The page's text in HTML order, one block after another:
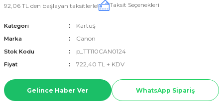
92,06 TL den başlayan taksitlerle! Taksit Seçenekleri
Kategori Kartuş
Marka Canon
Stok Kodu p_TT110CAN0124
Fiyat 722,40 TL + KDV
Gelince Haber Ver WhatsApp Sipariş